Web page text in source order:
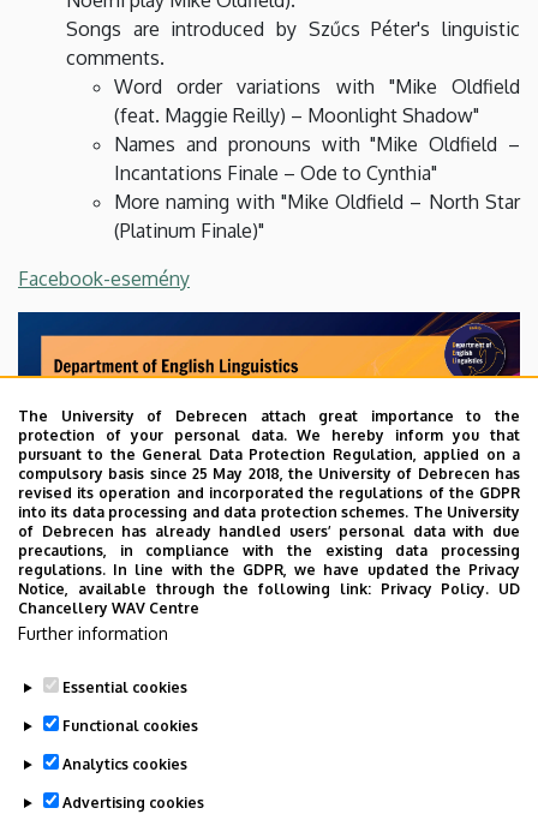
Songs are introduced by Szűcs Péter's linguistic
comments.
Word order variations with "Mike Oldfield
(feat. Maggie Reilly) – Moonlight Shadow"
Names and pronouns with "Mike Oldfield –
Incantations Finale – Ode to Cynthia"
More naming with "Mike Oldfield – North Star
(Platinum Finale)"
Facebook-esemény
Last update: 2025. 09. 24. 14:27
The University of Debrecen attach great importance to the
protection of your personal data. We hereby inform you that
pursuant to the General Data Protection Regulation, applied on a
compulsory basis since 25 May 2018, the University of Debrecen has
revised its operation and incorporated the regulations of the GDPR
into its data processing and data protection schemes. The University
of Debrecen has already handled users’ personal data with due
precautions, in compliance with the existing data processing
regulations. In line with the GDPR, we have updated the Privacy
Notice, available through the following link: Privacy Policy. UD
Chancellery WAV Centre
Further information
Essential cookies
Functional cookies
Analytics cookies
Advertising cookies